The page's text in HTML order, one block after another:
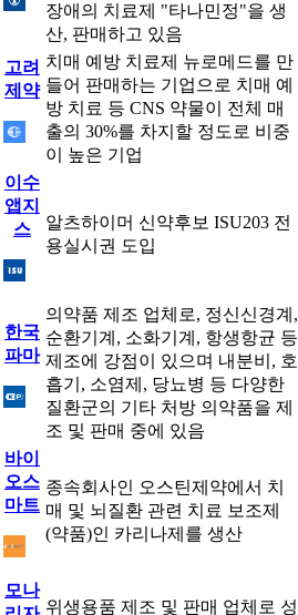
장애의 치료제 "타나민정"을 생
산, 판매하고 있음
고려
제약
치매 예방 치료제 뉴로메드를 만
들어 판매하는 기업으로 치매 예
방 치료 등 CNS 약물이 전체 매
출의 30%를 차지할 정도로 비중
이 높은 기업
이수
앱지
스
알츠하이머 신약후보 ISU203 전
용실시권 도입
한국
파마
의약품 제조 업체로, 정신신경계,
순환기계, 소화기계, 항생항균 등
제조에 강점이 있으며 내분비, 호
흡기, 소염제, 당뇨병 등 다양한
질환군의 기타 처방 의약품을 제
조 및 판매 중에 있음
바이
오스
마트
종속회사인 오스틴제약에서 치
매 및 뇌질환 관련 치료 보조제
(약품)인 카리나제를 생산
모나
위생용품 제조 및 판매 업체로 성